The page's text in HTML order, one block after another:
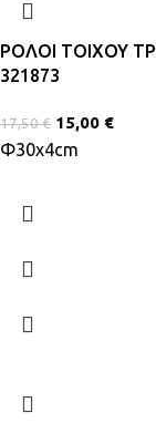
ΡΟΛΟΙ ΤΟΙΧΟΥ
321873
17,50€ 15,00 €
Φ30x4cm